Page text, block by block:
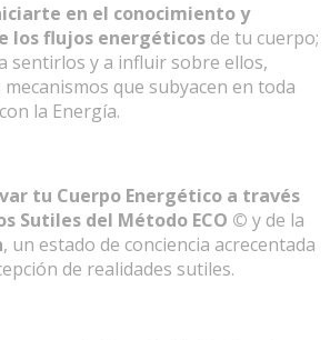
en el conocimiento y
los flujos energéticos de tu cuerpo;
sentirlos y a influir sobre ellos,
que subyacen en toda
la Energía.
tu Cuerpo Energético a través
Sutiles del Método ECO © y de la
, un estado de conciencia acrecentada
de realidades sutiles.